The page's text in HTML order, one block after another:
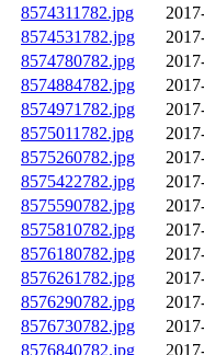
8574311782.jpg
8574531782.jpg
8574780782.jpg
8574884782.jpg
8574971782.jpg
8575011782.jpg
8575260782.jpg
8575422782.jpg
8575590782.jpg
8575810782.jpg
8576180782.jpg
8576261782.jpg
8576290782.jpg
8576730782.jpg
8576840782.jpg